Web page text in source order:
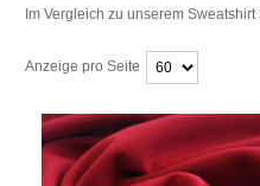
Im Vergleich zu unserem
Anzeige pro Seite
Überschrift